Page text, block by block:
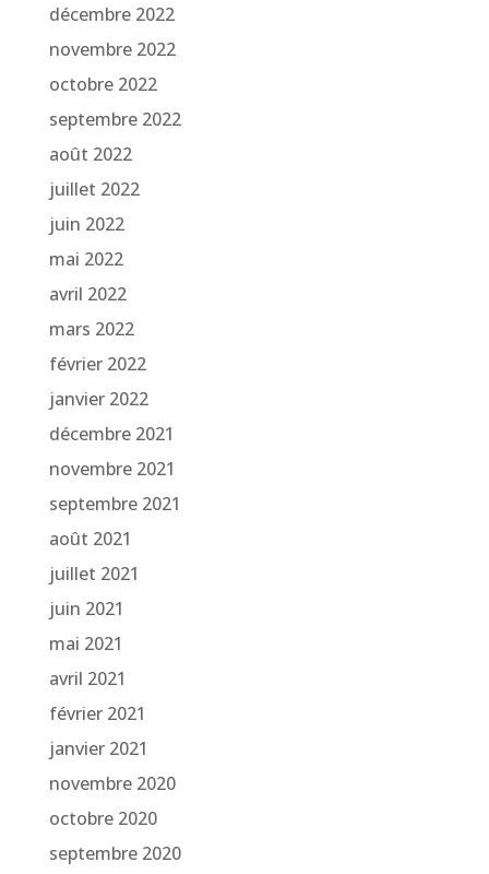
décembre 2022
novembre 2022
octobre 2022
septembre 2022
août 2022
juillet 2022
juin 2022
mai 2022
avril 2022
mars 2022
février 2022
janvier 2022
décembre 2021
novembre 2021
septembre 2021
août 2021
juillet 2021
juin 2021
mai 2021
avril 2021
février 2021
janvier 2021
novembre 2020
octobre 2020
septembre 2020